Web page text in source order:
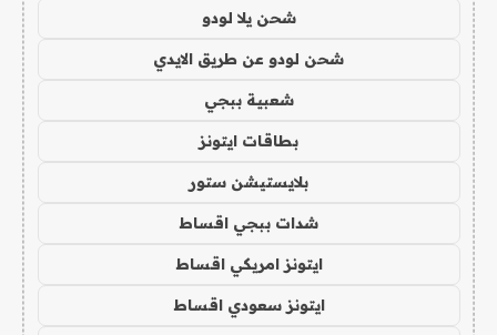
شحن يلا لودو
شحن لودو عن طريق الايدي
شعبية ببجي
بطاقات ايتونز
بلايستيشن ستور
شدات ببجي اقساط
ايتونز امريكي اقساط
ايتونز سعودي اقساط